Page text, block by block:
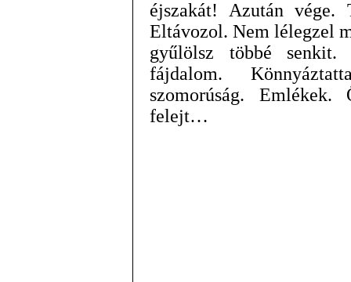
éjszakát! Azután vége.
Eltávozol. Nem lélegzel
gyűlölsz többé senkit.
fájdalom.
szomorúság.
felejt…